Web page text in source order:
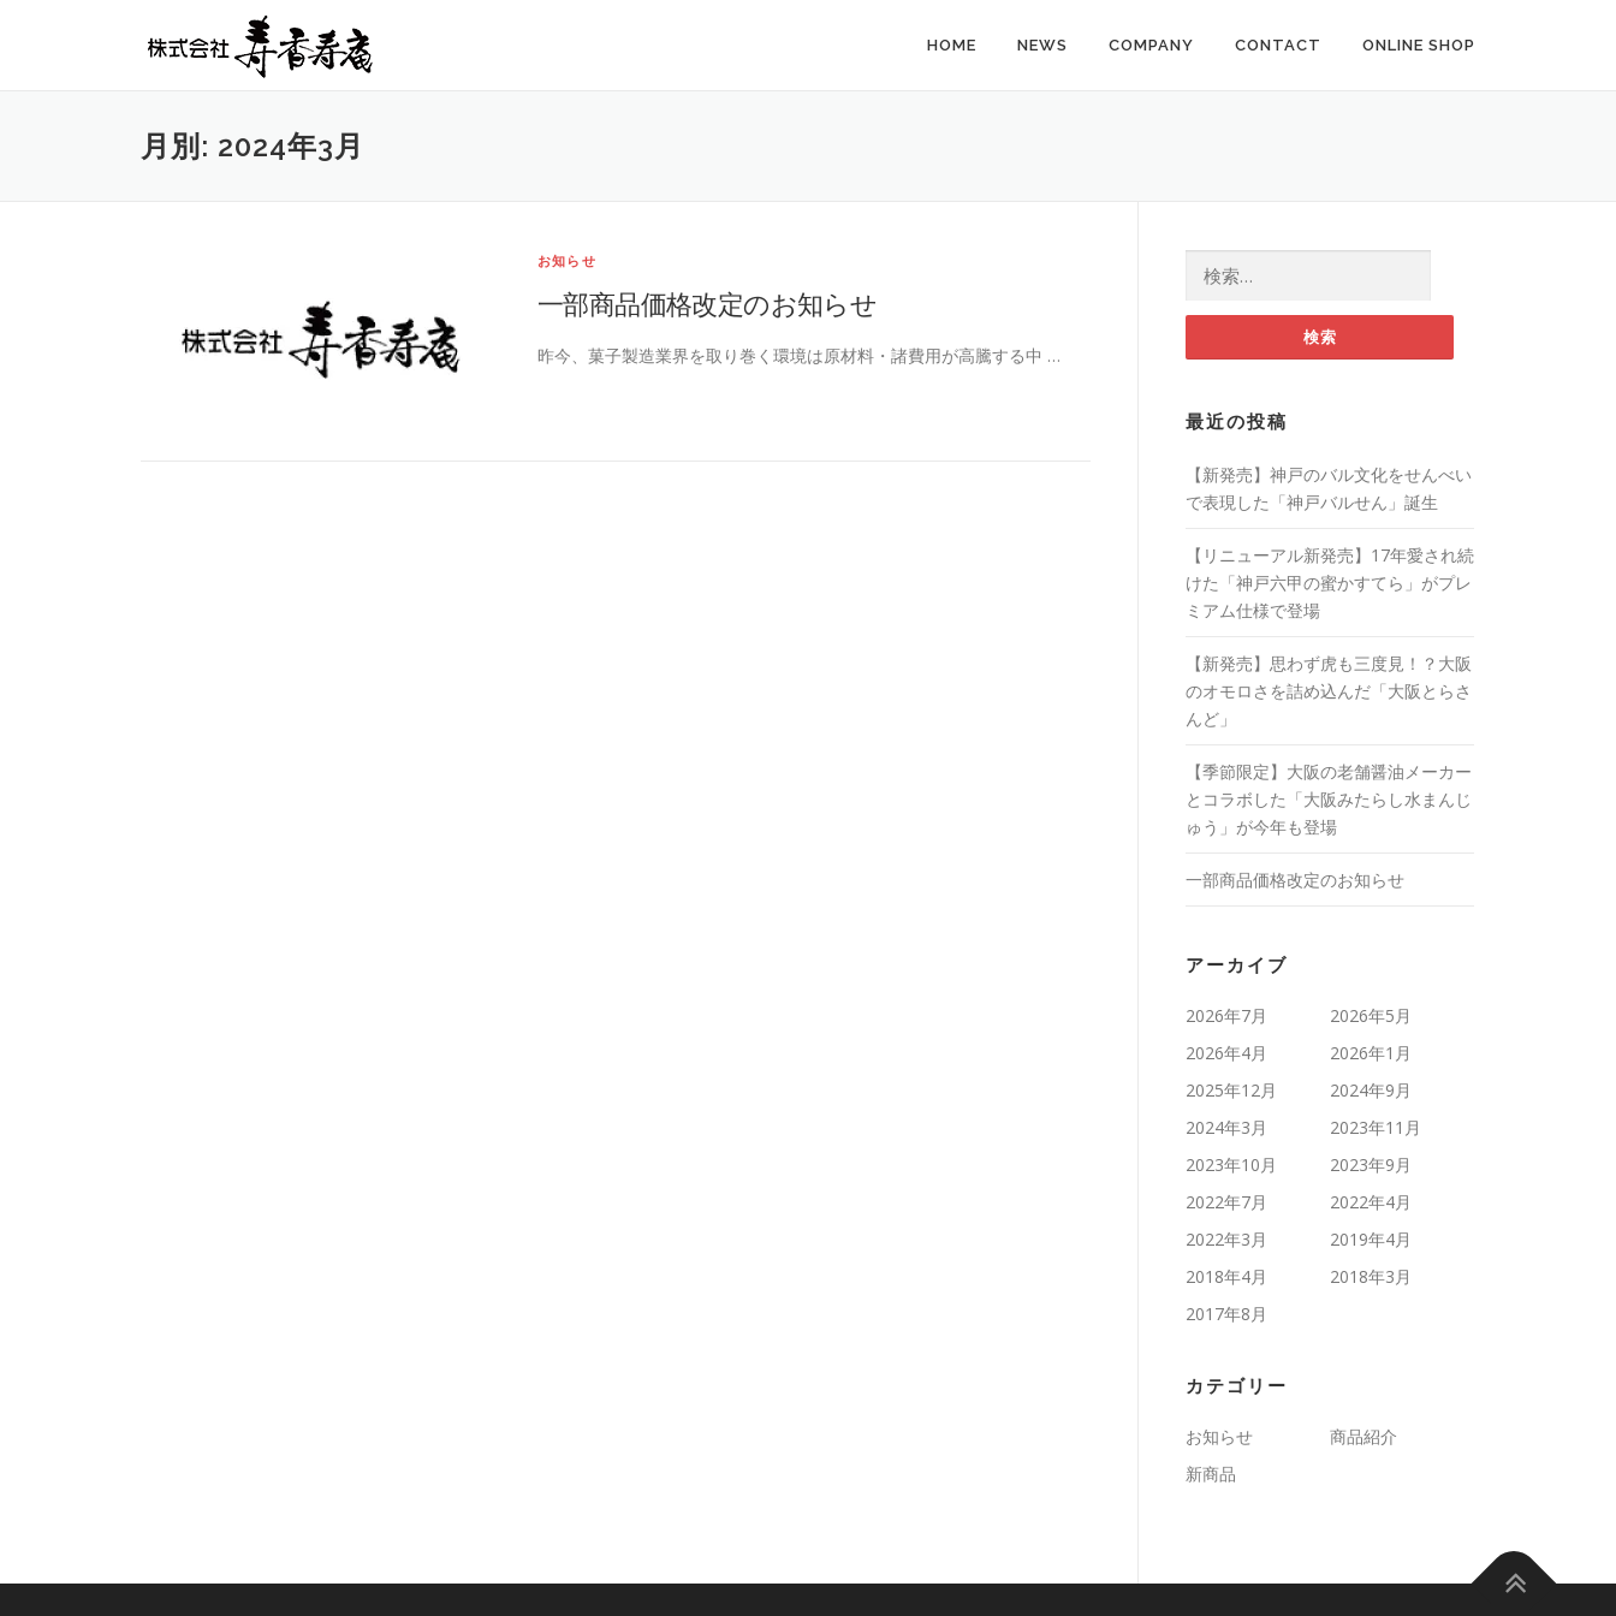
HOME NEWS COMPANY CONTACT ONLINE SHOP
月別: 2024年3月
お知らせ
一部商品価格改定のお知らせ
昨今、菓子製造業界を取り巻く環境は原材料・諸費用が高騰する中 …
検索:
最近の投稿
【新発売】神戸のバル文化をせんべい
で表現した「神戸バルせん」誕生
【リニューアル新発売】17年愛され続
けた「神戸六甲の蜜かすてら」がプレ
ミアム仕様で登場
【新発売】思わず虎も三度見！？大阪
のオモロさを詰め込んだ「大阪とらさ
んど」
【季節限定】大阪の老舗醤油メーカー
とコラボした「大阪みたらし水まんじ
ゅう」が今年も登場
一部商品価格改定のお知らせ
アーカイブ
2026年7月
2026年5月
2026年4月
2026年1月
2025年12月
2024年9月
2024年3月
2023年11月
2023年10月
2023年9月
2022年7月
2022年4月
2022年3月
2019年4月
2018年4月
2018年3月
2017年8月
カテゴリー
お知らせ
商品紹介
新商品